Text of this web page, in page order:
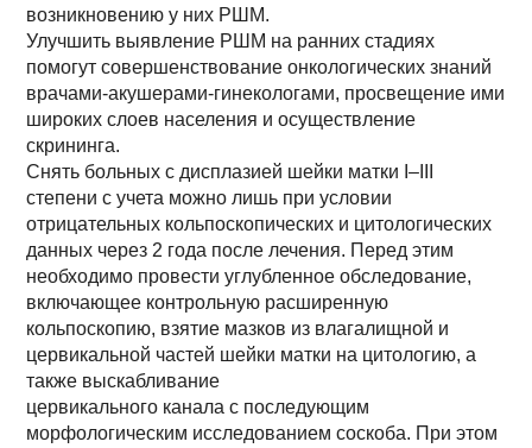
возникновению у них РШМ.
Улучшить выявление РШМ на ранних стадиях
помогут совершенствование онкологических знаний
врачами-акушерами-гинекологами, просвещение ими
широких слоев населения и осуществление
скрининга.
Снять больных с дисплазией шейки матки I–III
степени с учета можно лишь при условии
отрицательных кольпоскопических и цитологических
данных через 2 года после лечения. Перед этим
необходимо провести углубленное обследование,
включающее контрольную расширенную
кольпоскопию, взятие мазков из влагалищной и
цервикальной частей шейки матки на цитологию, а
также выскабливание
цервикального канала с последующим
морфологическим исследованием соскоба. При этом